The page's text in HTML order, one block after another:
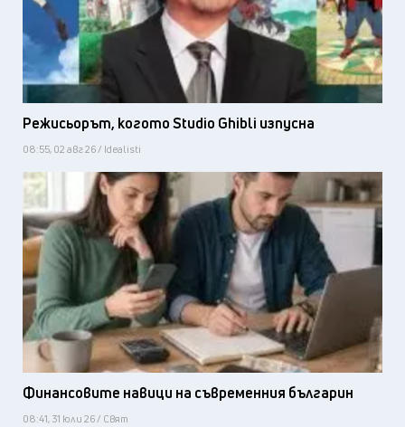
Режисьорът, когото Studio Ghibli изпусна
08:55, 02 авг 26 / Idealisti
Финансовите навици на съвременния българин
08:41, 31 юли 26 / Свят